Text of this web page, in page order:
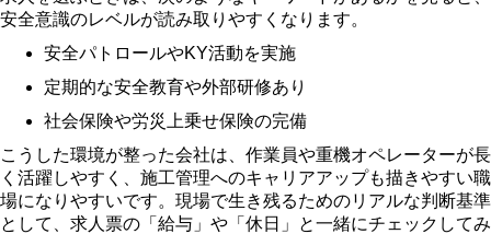
安全意識のレベルが読み取りやすくなります。
安全パトロールやKY活動を実施
定期的な安全教育や外部研修あり
社会保険や労災上乗せ保険の完備
こうした環境が整った会社は、作業員や重機オペレーターが長
く活躍しやすく、施工管理へのキャリアアップも描きやすい職
場になりやすいです。現場で生き残るためのリアルな判断基準
として、求人票の「給与」や「休日」と一緒にチェックしてみ